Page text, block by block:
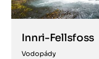
Innri-Fellsfoss
Vodopády